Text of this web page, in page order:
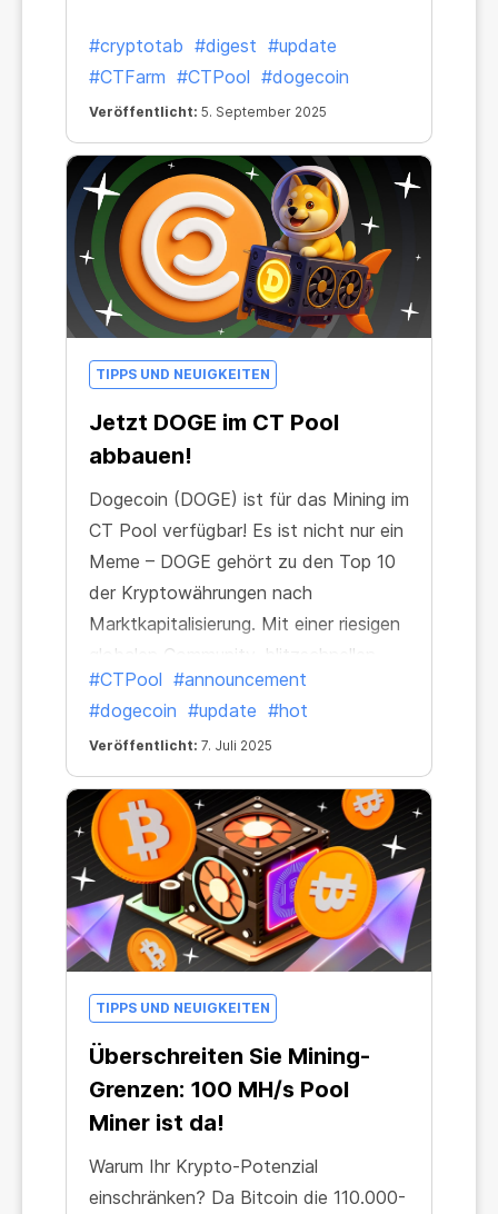
#cryptotab #digest #update
#CTFarm #CTPool #dogecoin
Veröffentlicht: 5. September 2025
TIPPS UND NEUIGKEITEN
Jetzt DOGE im CT Pool
abbauen!
Dogecoin (DOGE) ist für das Mining im
CT Pool verfügbar! Es ist nicht nur ein
Meme – DOGE gehört zu den Top 10
der Kryptowährungen nach
Marktkapitalisierung. Mit einer riesigen
globalen Community, blitzschnellen
Transaktionen und einer
nachgewiesenen Erfolgsbilanz ist es
eine der beliebtesten und
schnelllebigsten Coins auf dem Markt.
Er ist die perfekte Wahl für den
Bergbau unterwegs.
#CTPool #announcement
#dogecoin #update #hot
Veröffentlicht: 7. Juli 2025
TIPPS UND NEUIGKEITEN
Überschreiten Sie Mining-
Grenzen: 100 MH/s Pool
Miner ist da!
Warum Ihr Krypto-Potenzial
einschränken? Da Bitcoin die 110.000-